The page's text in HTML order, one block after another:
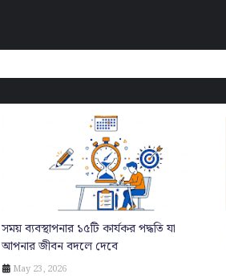
সময় ব্যবস্থাপনার ১৫টি কার্যকর পদ্ধতি যা
আপনার জীবন বদলে দেবে
May 23, 2026